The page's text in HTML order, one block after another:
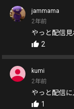
jammama
2年前
やっと配信
2
kumi
2年前
やっと配信
1